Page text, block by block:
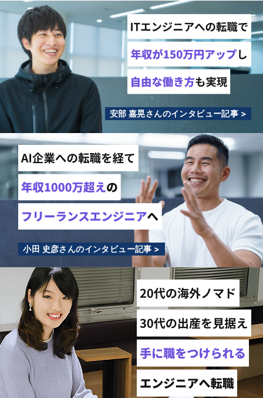
安部 嘉晃さんのインタビュー記事 >
小田 史彦さんのインタビュー記事 >